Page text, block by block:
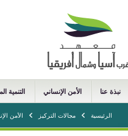
نبذة عنا الأمن الإنساني التنمية
الرئيسية مجالات التركيز الأمن